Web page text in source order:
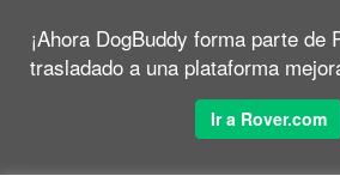
¡Ahora DogBuddy forma parte de
trasladado a una plataforma
Ir a Rover.com